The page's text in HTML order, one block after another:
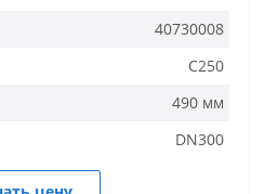
40730008
C250
490 мм
DN300